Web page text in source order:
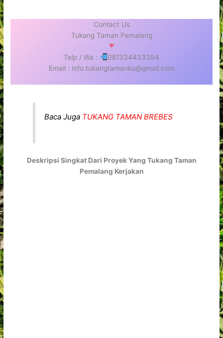
Contact Us
Tukang Taman Pemalang
Telp / Wa :
081334433394
Email : info.tukangtamanku@gmail.com
Baca Juga TUKANG TAMAN BREBES
Deskripsi Singkat Dari Proyek Yang Tukang Taman
Pemalang Kerjakan